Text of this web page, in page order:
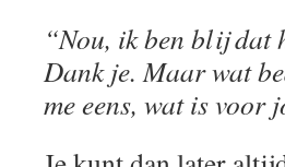
“Nou, ik ben blij dat
Dank je. Maar wat
me eens, wat is